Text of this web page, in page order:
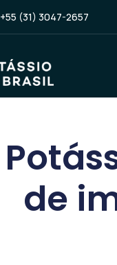
+55 (31) 3047-2657
de